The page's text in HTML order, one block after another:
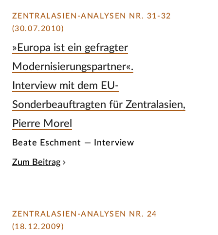
ZENTRALASIEN-ANALYSEN NR. 31-32
(30.07.2010)
»Europa ist ein gefragter
Modernisierungspartner«.
Interview mit dem EU-
Sonderbeauftragten für Zentralasien,
Pierre Morel
Beate Eschment — Interview
Zum Beitrag
ZENTRALASIEN-ANALYSEN NR. 24
(18.12.2009)